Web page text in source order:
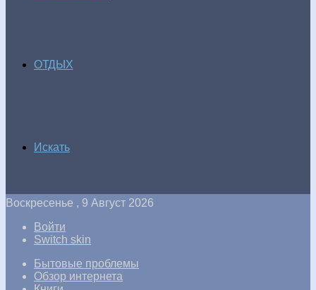
ОТДЫХ
Искать
Воскресенье , 9 Август 2026
Войти
Switch skin
Бытовые проблемы
Обзор интернета